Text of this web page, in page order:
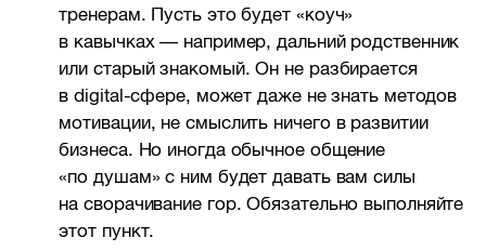
тренерам. Пусть это будет «коуч»
в кавычках — например, дальний родственник
или старый знакомый. Он не разбирается
в digital-сфере, может даже не знать методов
мотивации, не смыслить ничего в развитии
бизнеса. Но иногда обычное общение
«по душам» с ним будет давать вам силы
на сворачивание гор. Обязательно выполняйте
этот пункт.